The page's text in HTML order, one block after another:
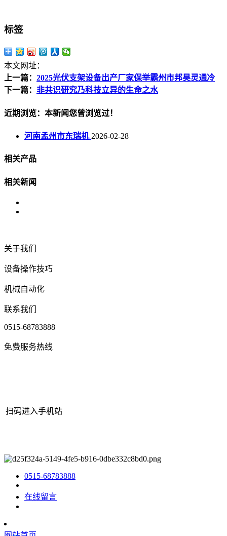
标签
本文网址：
上一篇： 2025光伏支架设备出产厂家保举霸州市邦昊灵通冷
下一篇： 非共识研究乃科技立异的生命之水
近期浏览：本新闻您曾浏览过！
河南孟州市东瑞机 2026-02-28
相关产品
相关新闻
关于我们
设备操作技巧
机械自动化
联系我们
0515-68783888
免费服务热线
扫码进入手机站
0515-68783888
在线留言